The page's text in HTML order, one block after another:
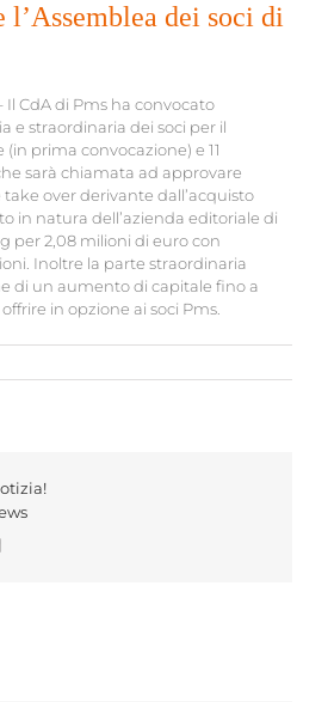
l’Assemblea dei soci di
Il CdA di Pms ha convocato
e straordinaria dei soci per il
prima convocazione) e 11
sarà chiamata ad approvare
take over derivante dall’acquisto
in natura dell’azienda editoriale di
per 2,08 milioni di euro con
Inoltre la parte straordinaria
di un aumento di capitale fino a
in opzione ai soci Pms.
Email